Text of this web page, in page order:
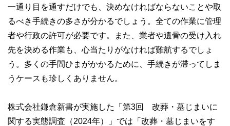
一通り目を通すだけでも、決めなければならないことや取
るべき手続きの多さが分かるでしょう。全ての作業に管理
者や行政の許可が必要です。また、業者や遺骨の受け入れ
先を決める作業も、心当たりがなければ難航するでしょ
う。多くの手間ひまがかかるために、手続きが滞ってしま
うケースも珍しくありません。
株式会社鎌倉新書が実施した「第3回 改葬・墓じまいに
関する実態調査（2024年）」では「改葬・墓じまいをす